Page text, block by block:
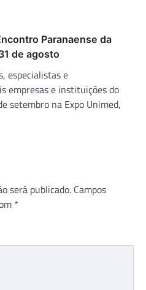
Paranaense da
de agosto
especialistas e
empresas e instituições do
setembro na Expo Unimed,
será publicado. Campos
*